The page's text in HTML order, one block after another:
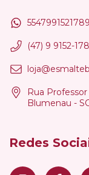
5547991521789
(47) 9 9152-
Rua
Blumenau -
Redes